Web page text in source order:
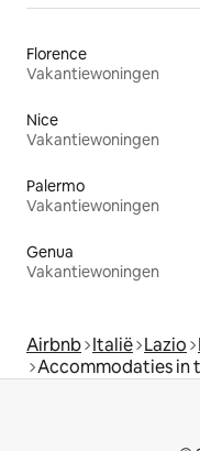
Florence
Vakantiewoningen
Nice
Vakantiewoningen
Palermo
Vakantiewoningen
Genua
Vakantiewoningen
Airbnb Italië Lazio
Accommodaties in